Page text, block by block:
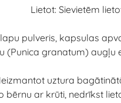
Lietot: Sievietēm
pulveris, kapsulas
(Punica granatum) augļu
uztura
bērnu ar krūti, nedrīkst